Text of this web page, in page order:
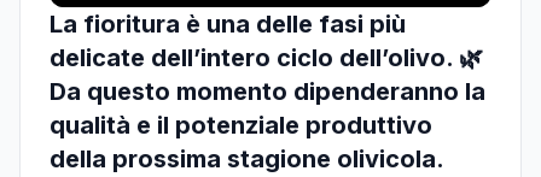
La fioritura è una delle fasi più
delicate dell’intero ciclo dell’olivo. 🌿
Da questo momento dipenderanno la
qualità e il potenziale produttivo
della prossima stagione olivicola.